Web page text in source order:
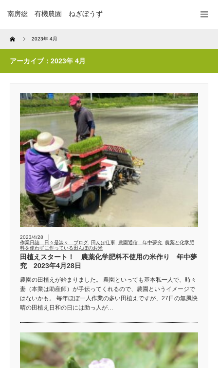
南房総 有機農園 ねぎぼうず
Home 2023年 4月
アーカイブ：2023年 4月
2023/4/28
作業日誌 日々是淡々 ブログ
田んぼ仕事 農園通信 年中夢究
農薬と化学肥
料を使わずに作っている田んぼのお米
田植えスタート！ 農薬化学肥料不使用の米作り 年中夢
究 2023年4月28日
農園の田植えが始まりました。 農園といっても基本私一人で、時々
妻（本業は助産師）が手伝ってくれるので、農園というイメージで
はないかも。 毎年ほぼ一人作業の多い田植えですが、27日の無風快
晴の田植え日和の日には助っ人が…